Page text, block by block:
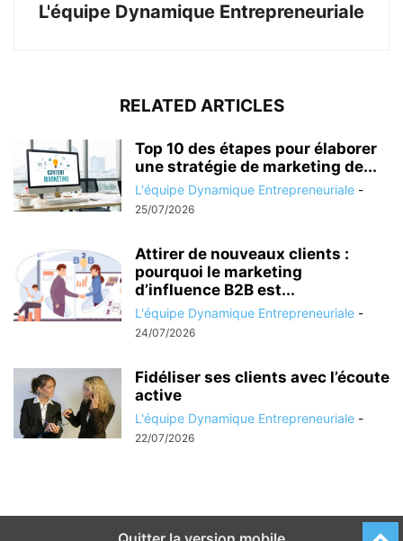
L'équipe Dynamique Entrepreneuriale
RELATED ARTICLES
Top 10 des étapes pour élaborer
une stratégie de marketing de...
L'équipe Dynamique Entrepreneuriale -
25/07/2026
Attirer de nouveaux clients :
pourquoi le marketing
d’influence B2B est...
L'équipe Dynamique Entrepreneuriale -
24/07/2026
Fidéliser ses clients avec l’écoute
active
L'équipe Dynamique Entrepreneuriale -
22/07/2026